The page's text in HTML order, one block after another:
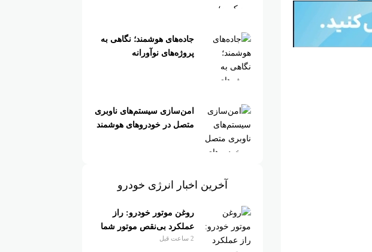
جاده‌های هوشمند؛ نگاهی به
پروژه‌های نوآورانه
امن‌سازی سیستم‌های ناوبری
متصل در خودروهای هوشمند
آخرین اخبار انرژی خودرو
روغن موتور خودرو: راز
عملکرد بی‌نقص موتور شما
2 ساعت قبل